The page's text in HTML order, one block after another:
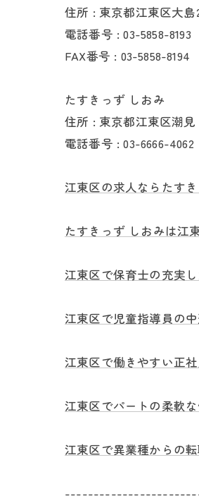
住所 : 東京都江東区大
電話番号 : 03-5858-8193
FAX番号 : 03-5858-8194
たすきっず しおみ
住所 : 東京都江東区潮
電話番号 : 03-6666-4062
江東区の求人ならたす
たすきっず しおみは江
江東区で保育士の充実
江東区で児童指導員の
江東区で働きやすい正
江東区でパートの柔軟な
江東区で異業種からの